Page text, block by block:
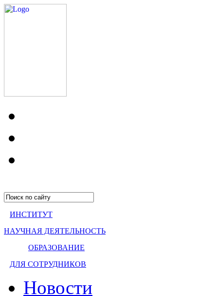
ИНСТИТУТ
НАУЧНАЯ ДЕЯТЕЛЬНОСТЬ
ОБРАЗОВАНИЕ
ДЛЯ СОТРУДНИКОВ
Новости